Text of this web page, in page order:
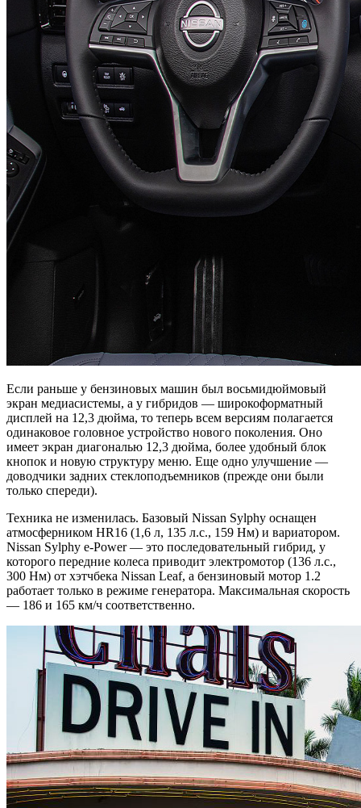
Если раньше у бензиновых машин был восьмидюймовый
экран медиасистемы, а у гибридов — широкоформатный
дисплей на 12,3 дюйма, то теперь всем версиям полагается
одинаковое головное устройство нового поколения. Оно
имеет экран диагональю 12,3 дюйма, более удобный блок
кнопок и новую структуру меню. Еще одно улучшение —
доводчики задних стеклоподъемников (прежде они были
только спереди).
Техника не изменилась. Базовый Nissan Sylphy оснащен
атмосферником HR16 (1,6 л, 135 л.с., 159 Нм) и вариатором.
Nissan Sylphy e-Power — это последовательный гибрид, у
которого передние колеса приводит электромотор (136 л.с.,
300 Нм) от хэтчбека Nissan Leaf, а бензиновый мотор 1.2
работает только в режиме генератора. Максимальная скорость
— 186 и 165 км/ч соответственно.